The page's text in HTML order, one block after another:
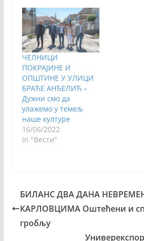
ЧЕЛНИЦИ
ПОКРАЈИНЕ И
ОПШТИНЕ У УЛИЦИ
БРАЋЕ АНЂЕЛИЋ –
Дужни смо да
улажемо у темељ
наше културе
16/06/2022
In "Вести"
БИЛАНС ДВА ДАНА
КАРЛОВЦИМА Оштећени и
гробљу